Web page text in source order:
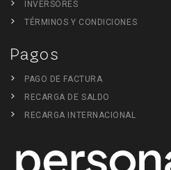
INVERSORES
TÉRMINOS Y CONDICIONES
Pagos
PAGO DE FACTURA
RECARGA DE SALDO
RECARGA INTERNACIONAL